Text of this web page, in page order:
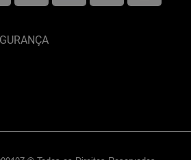
BERSA TPR9 OXIDADA
Espiar